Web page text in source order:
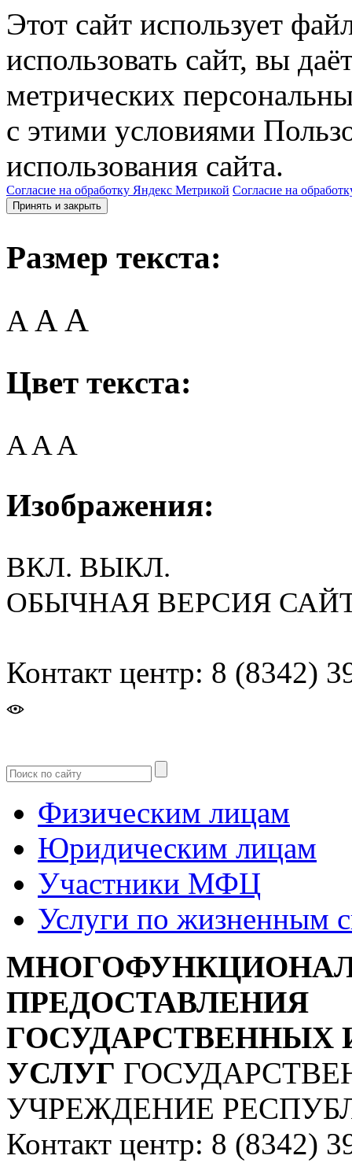
Этот сайт использует
использовать сайт, вы
метрических
с этими условиями
использования сайта.
Согласие на обработку Яндекс Метрикой Согласие на
Принять и закрыть
Размер текста:
A AA
Цвет текста:
AAA
Изображения:
ВКЛ. ВЫКЛ.
ОБЫЧНАЯ ВЕРСИЯ
Контакт центр: 8 (8342)
Физическим лицам
Юридическим лицам
Участники МФЦ
Услуги по жизненным
ПРЕДОСТАВЛЕНИЯ
УСЛУГ
УЧРЕЖДЕНИЕ
Контакт центр: 8 (8342)